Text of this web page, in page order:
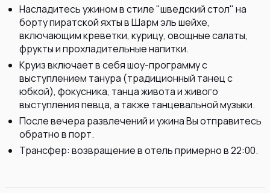
Насладитесь ужином в стиле "шведский стол" на
борту пиратской яхты в Шарм эль шейхе,
включающим креветки, курицу, овощные салаты,
фрукты и прохладительные напитки.
Круиз включает в себя шоу-программу с
выступлением танура (традиционный танец с
юбкой), фокусника, танца живота и живого
выступления певца, а также танцевальной музыки.
После вечера развлечений и ужина Вы отправитесь
обратно в порт.
Трансфер: возвращение в отель примерно в 22:00.